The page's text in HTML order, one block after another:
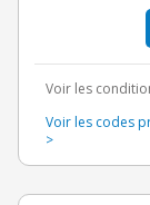
Voir les
Voir les codes
>